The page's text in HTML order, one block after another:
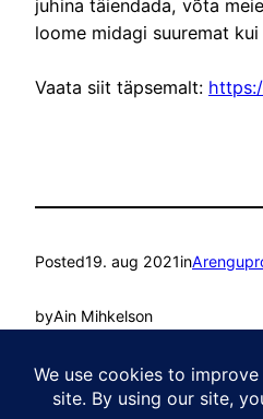
juhina täiendada, võta
loome midagi suuremat kui
Vaata siit täpsemalt:
Posted19. aug 2021in
byAin Mihkelson
Tags:
Coaching, Juhtimine , Mentorlus